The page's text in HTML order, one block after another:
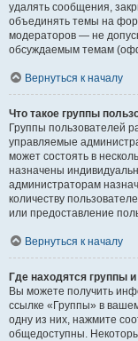
удалять сообщения,
объединять темы на
модераторов — не
обсуждаемым темам
Вернуться к началу
Что такое группы
Группы пользователей
управляемые
может состоять в
назначены
администраторам
количеству
или предоставление
Вернуться к началу
Где находятся группы
Вы можете получить
ссылке «Группы» в
одну из них, нажмите
общедоступны.